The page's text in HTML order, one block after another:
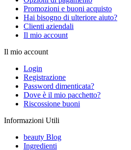
Promozioni e buoni acquisto
Hai bisogno di ulteriore aiuto?
Clienti aziendali
Il mio account
Il mio account
Login
Registrazione
Password dimenticata?
Dove è il mio pacchetto?
Riscossione buoni
Informazioni Utili
beauty Blog
Ingredienti